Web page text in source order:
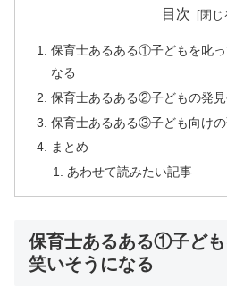
目次
保育士あるある①子どもを叱
なる
保育士あるある②子どもの発
保育士あるある③子ども向け
まとめ
あわせて読みたい記事
保育士あるある①子ど
笑いそうになる